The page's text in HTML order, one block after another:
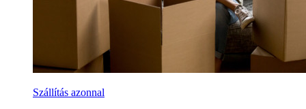
Szállítás azonnal